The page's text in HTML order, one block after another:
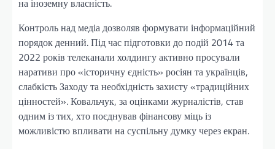
на іноземну власність.
Контроль над медіа дозволяв формувати інформаційний
порядок денний. Під час підготовки до подій 2014 та
2022 років телеканали холдингу активно просували
наративи про «історичну єдність» росіян та українців,
слабкість Заходу та необхідність захисту «традиційних
цінностей». Ковальчук, за оцінками журналістів, став
одним із тих, хто поєднував фінансову міць із
можливістю впливати на суспільну думку через екран.